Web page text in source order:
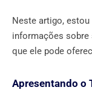
Neste artigo, estou
informações
que ele pode
Apresentando o